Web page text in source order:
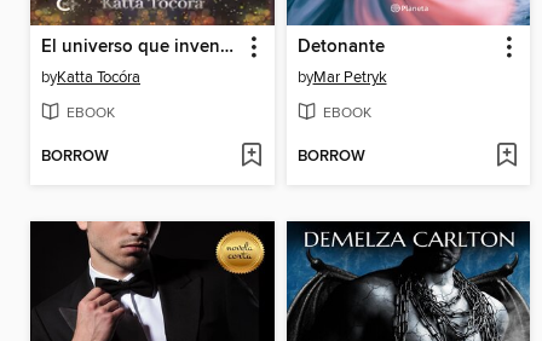
El universo que inventamos
byKatta Tocóra
EBOOK
BORROW
Detonante
byMar Petryk
EBOOK
BORROW